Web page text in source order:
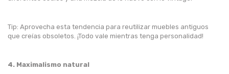
Tip: Aprovecha esta tendencia para reutilizar muebles antiguos
que creías obsoletos. ¡Todo vale mientras tenga personalidad!
4. Maximalismo natural